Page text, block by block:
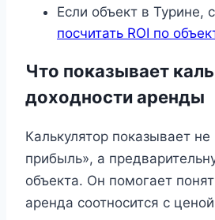
Если объект в Турине,
посчитать ROI по
Что показывает
доходности аренды
Калькулятор показывает
прибыль», а
объекта. Он помогает
аренда соотносится с